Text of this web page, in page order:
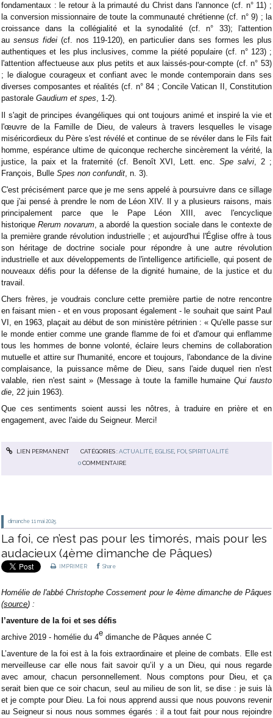
fondamentaux : le retour à la primauté du Christ dans l'annonce (cf. n° 11) ;
la conversion missionnaire de toute la communauté chrétienne (cf. n° 9) ; la
croissance dans la collégialité et la synodalité (cf. n° 33); l'attention
au sensus fidei(cf. nos 119-120), en particulier dans ses formes les plus
authentiques et les plus inclusives, comme la piété populaire (cf. n° 123) ;
l'attention affectueuse aux plus petits et aux laissés-pour-compte (cf. n° 53)
; le dialogue courageux et confiant avec le monde contemporain dans ses
diverses composantes et réalités (cf. n° 84 ; Concile Vatican II, Constitution
pastorale Gaudium et spes, 1-2).
Il s'agit de principes évangéliques qui ont toujours animé et inspiré la vie et
l'œuvre de la Famille de Dieu, de valeurs à travers lesquelles le visage
miséricordieux du Père s'est révélé et continue de se révéler dans le Fils fait
homme, espérance ultime de quiconque recherche sincèrement la vérité, la
justice, la paix et la fraternité (cf. Benoît XVI, Lett. enc.Spe salvi , 2 ;
François, Bulle Spes non confundit , n. 3).
C'est précisément parce que je me sens appelé à poursuivre dans ce sillage
que j'ai pensé à prendre le nom de Léon XIV. Il y a plusieurs raisons, mais
principalement parce que le Pape Léon XIII, avec l'encyclique
historiqueRerum novarum, a abordé la question sociale dans le contexte de
la première grande révolution industrielle ; et aujourd'hui l'Église offre à tous
son héritage de doctrine sociale pour répondre à une autre révolution
industrielle et aux développements de l'intelligence artificielle, qui posent de
nouveaux défis pour la défense de la dignité humaine, de la justice et du
travail.
Chers frères, je voudrais conclure cette première partie de notre rencontre
en faisant mien - et en vous proposant également - le souhait que saint Paul
VI, en 1963, plaçait au début de son ministère pétrinien : « Qu'elle passe sur
le monde entier comme une grande flamme de foi et d'amour qui enflamme
tous les hommes de bonne volonté, éclaire leurs chemins de collaboration
mutuelle et attire sur l'humanité, encore et toujours, l'abondance de la divine
complaisance, la puissance même de Dieu, sans l'aide duquel rien n'est
valable, rien n'est saint » (Message à toute la famille humaineQui fausto
die , 22 juin 1963).
Que ces sentiments soient aussi les nôtres, à traduire en prière et en
engagement, avec l'aide du Seigneur. Merci!
LIEN PERMANENT CATÉGORIES :ACTUALITÉ, EGLISE, FOI , SPIRITUALITÉ
0 COMMENTAIRE
dimanche 11 mai 2025
La foi, ce n’est pas pour les timorés, mais pour les
audacieux (4ème dimanche de Pâques)
IMPRIMER Share
Homélie de l'abbé Christophe Cossement pour le 4ème dimanche de Pâques
(source) :
l’aventure de la foi et ses défis
archive 2019 - homélie du 4e dimanche de Pâques année C
L’aventure de la foi est à la fois extraordinaire et pleine de combats. Elle est
merveilleuse car elle nous fait savoir qu’il y a un Dieu, qui nous regarde
avec amour, chacun personnellement. Nous comptons pour Dieu, et ça
serait bien que ce soir chacun, seul au milieu de son lit, se dise : je suis là
et je compte pour Dieu. La foi nous apprend aussi que nous pouvons revenir
au Seigneur si nous nous sommes égarés : il a tout fait pour nous rejoindre